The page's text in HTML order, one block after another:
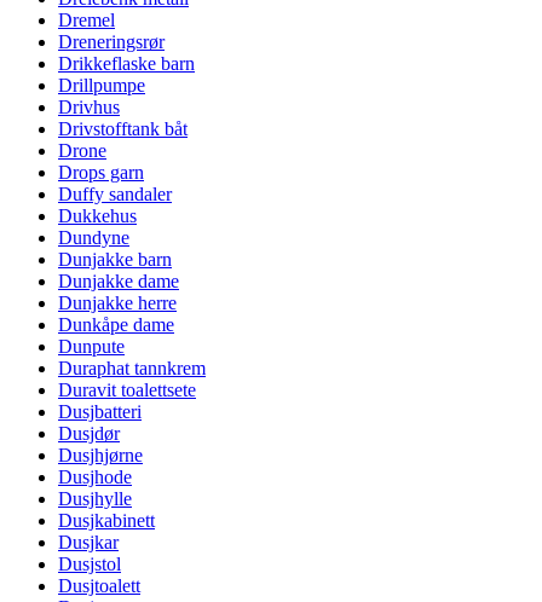
Dremel
Dreneringsrør
Drikkeflaske barn
Drillpumpe
Drivhus
Drivstofftank båt
Drone
Drops garn
Duffy sandaler
Dukkehus
Dundyne
Dunjakke barn
Dunjakke dame
Dunjakke herre
Dunkåpe dame
Dunpute
Duraphat tannkrem
Duravit toalettsete
Dusjbatteri
Dusjdør
Dusjhjørne
Dusjhode
Dusjhylle
Dusjkabinett
Dusjkar
Dusjstol
Dusjtoalett